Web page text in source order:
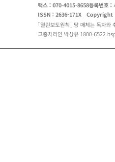
팩스 : 070-4015-8658등록번호 :
ISSN : 2636-171X
Copyright
열린보도원칙
당 매체는 독자와
고충처리인 박상유 1800-6522